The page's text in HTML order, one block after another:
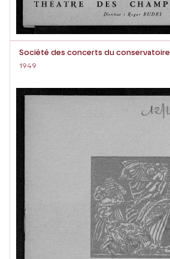
Société des concerts du conservatoire
1949